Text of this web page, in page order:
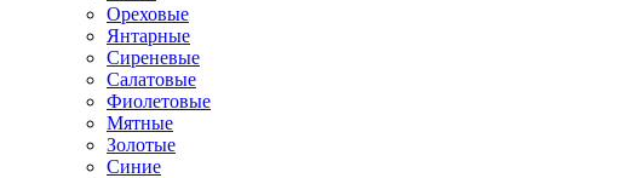
Ореховые
Янтарные
Сиреневые
Салатовые
Фиолетовые
Мятные
Золотые
Синие